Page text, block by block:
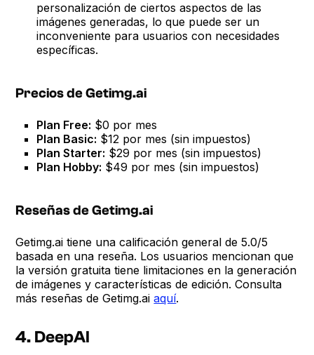
personalización de ciertos aspectos de las
imágenes generadas, lo que puede ser un
inconveniente para usuarios con necesidades
específicas.
Precios de Getimg.ai
Plan Free: $0 por mes
Plan Basic: $12 por mes (sin impuestos)
Plan Starter: $29 por mes (sin impuestos)
Plan Hobby: $49 por mes (sin impuestos)
Reseñas de Getimg.ai
Getimg.ai tiene una calificación general de 5.0/5
basada en una reseña. Los usuarios mencionan que
la versión gratuita tiene limitaciones en la generación
de imágenes y características de edición. Consulta
más reseñas de Getimg.aiaquí.
4. DeepAI